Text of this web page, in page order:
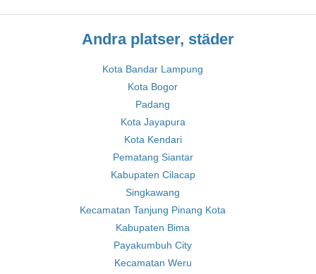
Andra platser, städer
Kota Bandar Lampung
Kota Bogor
Padang
Kota Jayapura
Kota Kendari
Pematang Siantar
Kabupaten Cilacap
Singkawang
Kecamatan Tanjung Pinang Kota
Kabupaten Bima
Payakumbuh City
Kecamatan Weru